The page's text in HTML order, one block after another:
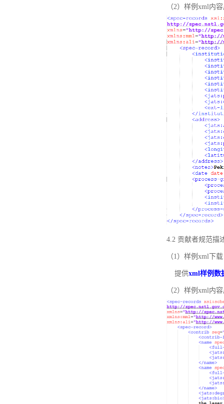
（2）样例xml内
4.2 贡献者规范描
（1）样例xml下载
提供xml样例数
（2）样例xml内